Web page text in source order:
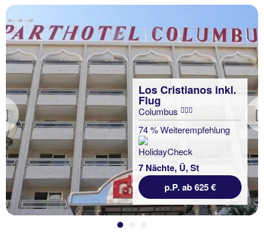
Previous
Los Cristianos inkl.
Flug
Columbus
74 % Weiterempfehlung
7 Nächte, Ü, St
p.P. ab 625 €